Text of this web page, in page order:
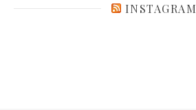
INSTAGRAM